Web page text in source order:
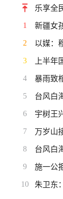
乐享全
1 新疆女
2 以媒：
3 上半年
4 暴雨致
5 台风白
6 宇树王
7 万岁山
8 台风白
9 施一公
10 朱卫东